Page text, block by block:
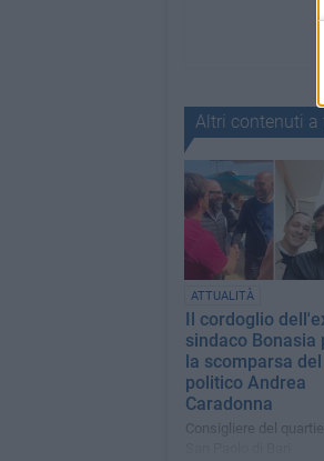
Altri contenuti a
ATTUALITÀ
Il cordoglio
sindaco Bonasia
la scomparsa del
politico Andrea
Caradonna
Consigliere del